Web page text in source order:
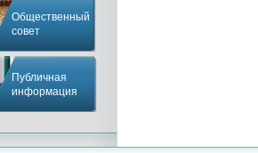
Общественный
совет
Публичная
информация